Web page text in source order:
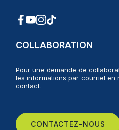
COLLABORATION
Pour une demande de
les informations par courriel en
contact.
CONTACTEZ-NOUS